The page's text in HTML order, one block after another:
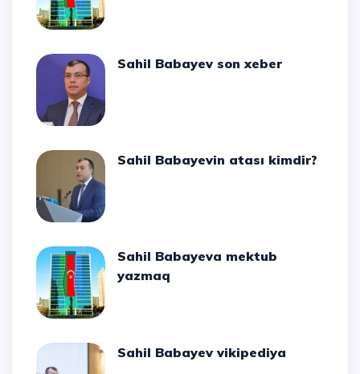
Sahil Babayev son xeber
Sahil Babayevin atası kimdir?
Sahil Babayeva mektub
yazmaq
Sahil Babayev vikipediya